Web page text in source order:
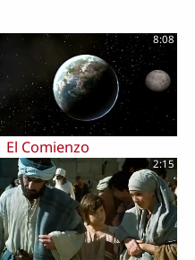
8:08
El Comienzo
2:15